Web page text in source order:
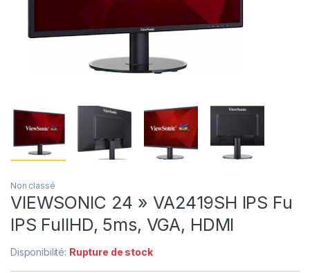
Non classé
VIEWSONIC 24 » VA2419SH IPS Fu
IPS FullHD, 5ms, VGA, HDMI
Disponibilité: Rupture de stock